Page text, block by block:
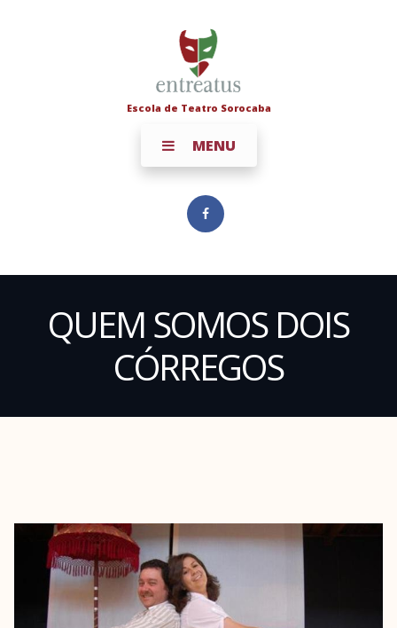
Escola de Teatro Sorocaba
MENU
QUEM SOMOS DOIS
CÓRREGOS